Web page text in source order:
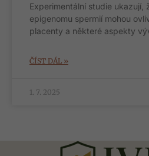
Experimentální studie ukazují,
epigenomu spermií mohou
placenty a některé aspekty
ČÍST DÁL »
1. 7. 2025